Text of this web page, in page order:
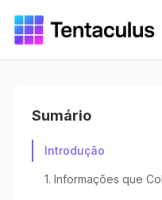
Sumário
Introdução
1. Informações que